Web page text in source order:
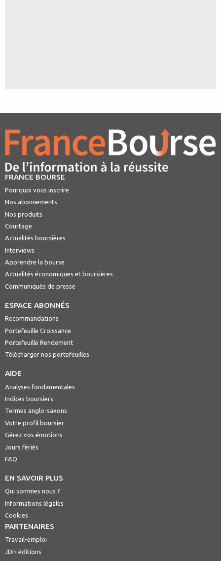
FRANCE BOURSE
Pourquoi vous inscrire
Nos abonnements
Nos produits
Courtage
Actualités boursières
Interviews
Apprendre la bourse
Actualités économiques et boursières
Communiqués de presse
ESPACE ABONNÉS
Recommandations
Portefeuille Croissance
Portefeuille Rendement
Télécharger nos portefeuilles
AIDE
Analyses fondamentales
Indices boursiers
Termes anglo-saxons
Votre profil boursier
Gérez vos émotions
Jours fériés
FAQ
EN SAVOIR PLUS
Qui sommes nous ?
Informations légales
Cookies
PARTENAIRES
Travail-emploi
JDH éditions